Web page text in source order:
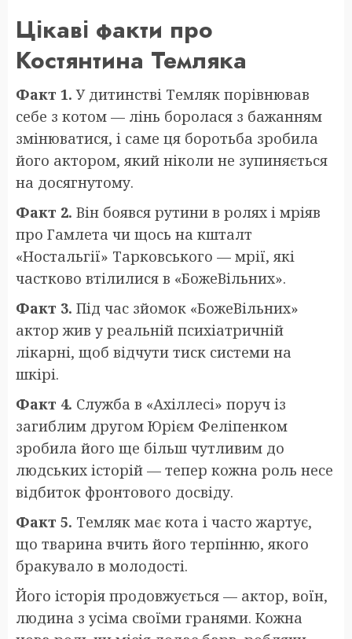
Цікаві факти про
Костянтина Темляка
Факт 1. У дитинстві Темляк порівнював
себе з котом — лінь боролася з бажанням
змінюватися, і саме ця боротьба зробила
його актором, який ніколи не зупиняється
на досягнутому.
Факт 2. Він боявся рутини в ролях і мріяв
про Гамлета чи щось на кшталт
«Ностальгії» Тарковського — мрії, які
частково втілилися в «БожеВільних».
Факт 3. Під час зйомок «БожеВільних»
актор жив у реальній психіатричній
лікарні, щоб відчути тиск системи на
шкірі.
Факт 4. Служба в «Ахіллесі» поруч із
загиблим другом Юрієм Феліпенком
зробила його ще більш чутливим до
людських історій — тепер кожна роль несе
відбиток фронтового досвіду.
Факт 5. Темляк має кота і часто жартує,
що тварина вчить його терпінню, якого
бракувало в молодості.
Його історія продовжується — актор, воїн,
людина з усіма своїми гранями. Кожна